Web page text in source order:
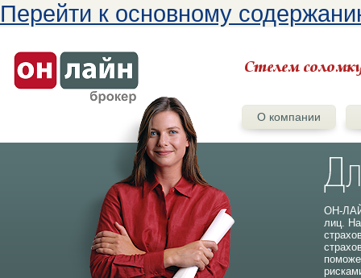
Перейти к основному
О компании
ОН-
лиц.